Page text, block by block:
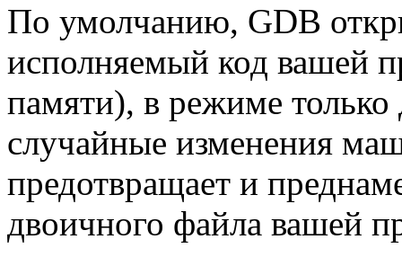
По умолчанию, GDB
исполняемый код вашей
памяти), в режиме только
случайные изменения
предотвращает и
двоичного файла вашей